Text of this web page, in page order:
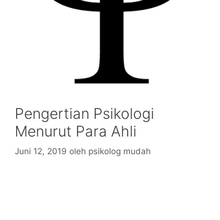
Pengertian Psikologi
Menurut Para Ahli
Juni 12, 2019 oleh psikolog mudah